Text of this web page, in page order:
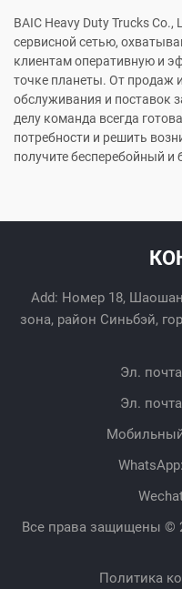
BAIC Heavy Duty Trucks Co.,
сервисной сетью,
клиентам оперативную и
точке планеты. От продаж
обслуживания и поставок
делу команда всегда
потребности и решить
получите бесперебойный и
Add: Номер 18,
зона, район Синьбэй,
Эл.
Эл.
WhatsApp:
Все права защищены ©
Политика